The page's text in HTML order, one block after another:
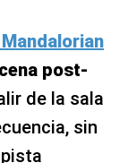
post-
de la sala
sin